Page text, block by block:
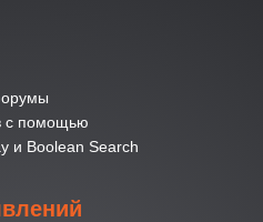
с помощью
и Boolean Search